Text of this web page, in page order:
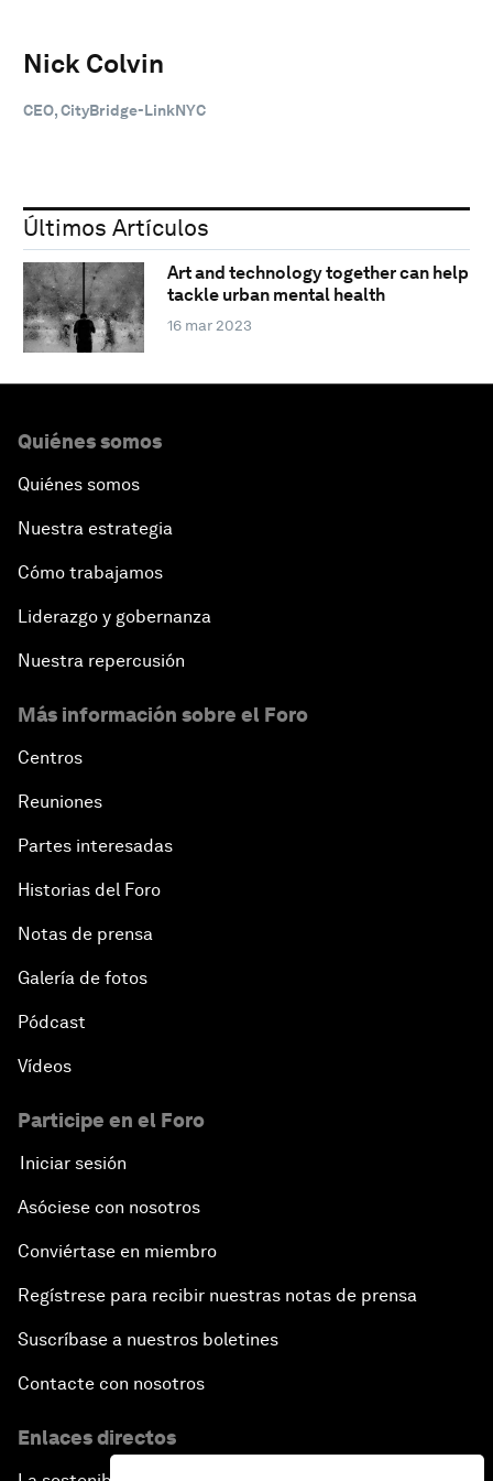
Nick Colvin
CEO, CityBridge-LinkNYC
Últimos Artículos
Art and technology together can help
tackle urban mental health
16 mar 2023
Quiénes somos
Quiénes somos
Nuestra estrategia
Cómo trabajamos
Liderazgo y gobernanza
Nuestra repercusión
Más información sobre el Foro
Centros
Reuniones
Partes interesadas
Historias del Foro
Notas de prensa
Galería de fotos
Pódcast
Vídeos
Participe en el Foro
Iniciar sesión
Asóciese con nosotros
Conviértase en miembro
Regístrese para recibir nuestras notas de prensa
Suscríbase a nuestros boletines
Contacte con nosotros
Enlaces directos